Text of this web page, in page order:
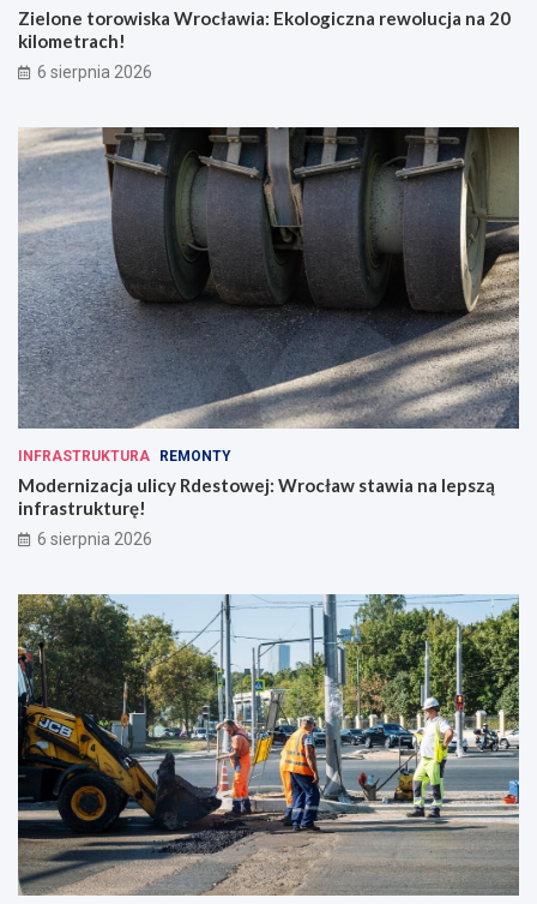
Zielone torowiska Wrocławia: Ekologiczna rewolucja na 20
kilometrach!
6 sierpnia 2026
INFRASTRUKTURA REMONTY
Modernizacja ulicy Rdestowej: Wrocław stawia na lepszą
infrastrukturę!
6 sierpnia 2026